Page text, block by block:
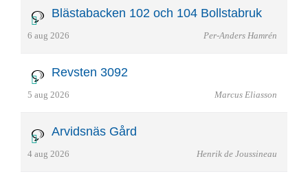
Blästabacken 102 och 104 Bollstabruk
6 aug 2026 Per-Anders Hamrén
Revsten 3092
5 aug 2026 Marcus Eliasson
Arvidsnäs Gård
4 aug 2026 Henrik de Joussineau